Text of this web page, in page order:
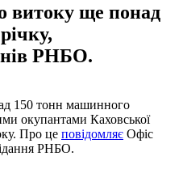
витоку ще понад
РНБО.
150 тонн машинного
окупантами Каховської
Про це повідомляє Офіс
РНБО.